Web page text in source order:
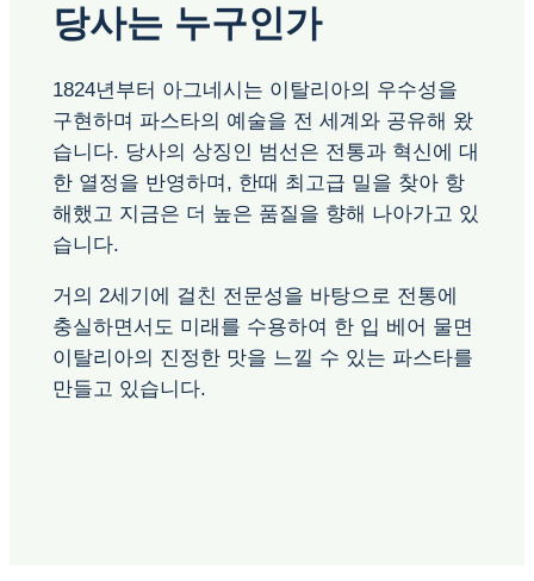
당사는 누구인가
1824년부터 아그네시는 이탈리아의 우수성을
구현하며 파스타의 예술을 전 세계와 공유해 왔
습니다. 당사의 상징인 범선은 전통과 혁신에 대
한 열정을 반영하며, 한때 최고급 밀을 찾아 항
해했고 지금은 더 높은 품질을 향해 나아가고 있
습니다.
거의 2세기에 걸친 전문성을 바탕으로 전통에
충실하면서도 미래를 수용하여 한 입 베어 물면
이탈리아의 진정한 맛을 느낄 수 있는 파스타를
만들고 있습니다.